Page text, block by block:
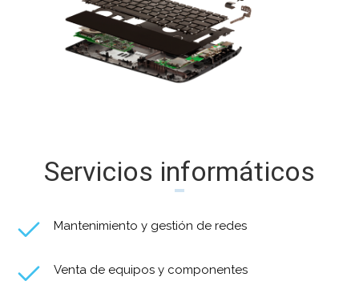
Servicios informáticos
Mantenimiento y gestión de redes
Venta de equipos y componentes